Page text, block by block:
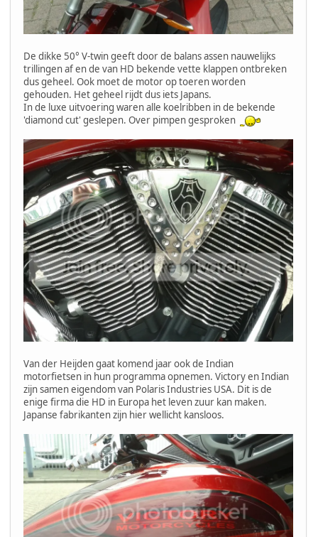
De dikke 50° V-twin geeft door de balans assen nauwelijks
trillingen af en de van HD bekende vette klappen ontbreken
dus geheel. Ook moet de motor op toeren worden
gehouden. Het geheel rijdt dus iets Japans.
In de luxe uitvoering waren alle koelribben in de bekende
'diamond cut' geslepen. Over pimpen gesproken
Van der Heijden gaat komend jaar ook de Indian
motorfietsen in hun programma opnemen. Victory en Indian
zijn samen eigendom van Polaris Industries USA. Dit is de
enige firma die HD in Europa het leven zuur kan maken.
Japanse fabrikanten zijn hier wellicht kansloos.